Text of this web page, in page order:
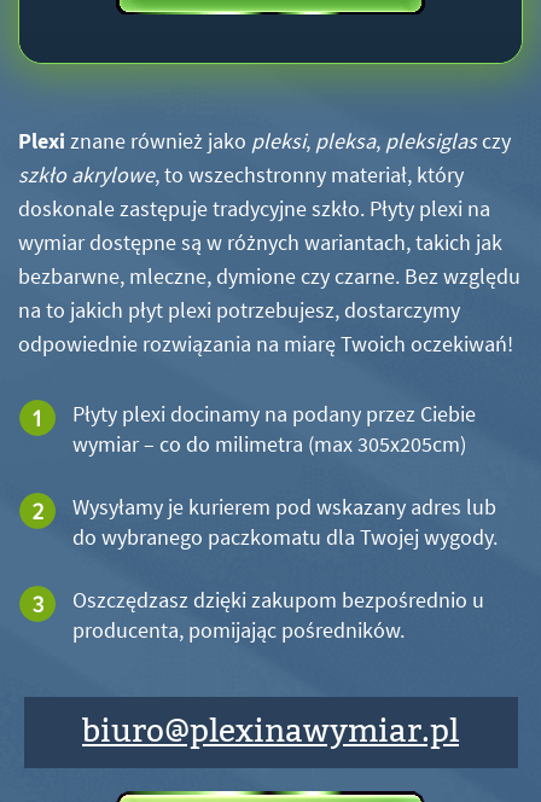
Plexi znane również jako pleksi, pleksa, pleksiglasczy
szkło akrylowe, to wszechstronny materiał, który
doskonale zastępuje tradycyjne szkło. Płyty plexi na
wymiar dostępne są w różnych wariantach, takich jak
bezbarwne, mleczne, dymione czy czarne. Bez względu
na to jakich płyt plexi potrzebujesz, dostarczymy
odpowiednie rozwiązania na miarę Twoich oczekiwań!
Płyty plexi docinamy na podany przez Ciebie
wymiar – co do milimetra (max 305x205cm)
Wysyłamy je kurierem pod wskazany adres lub
do wybranego paczkomatu dla Twojej wygody.
Oszczędzasz dzięki zakupom bezpośrednio u
producenta, pomijając pośredników.
biuro@plexinawymiar.pl